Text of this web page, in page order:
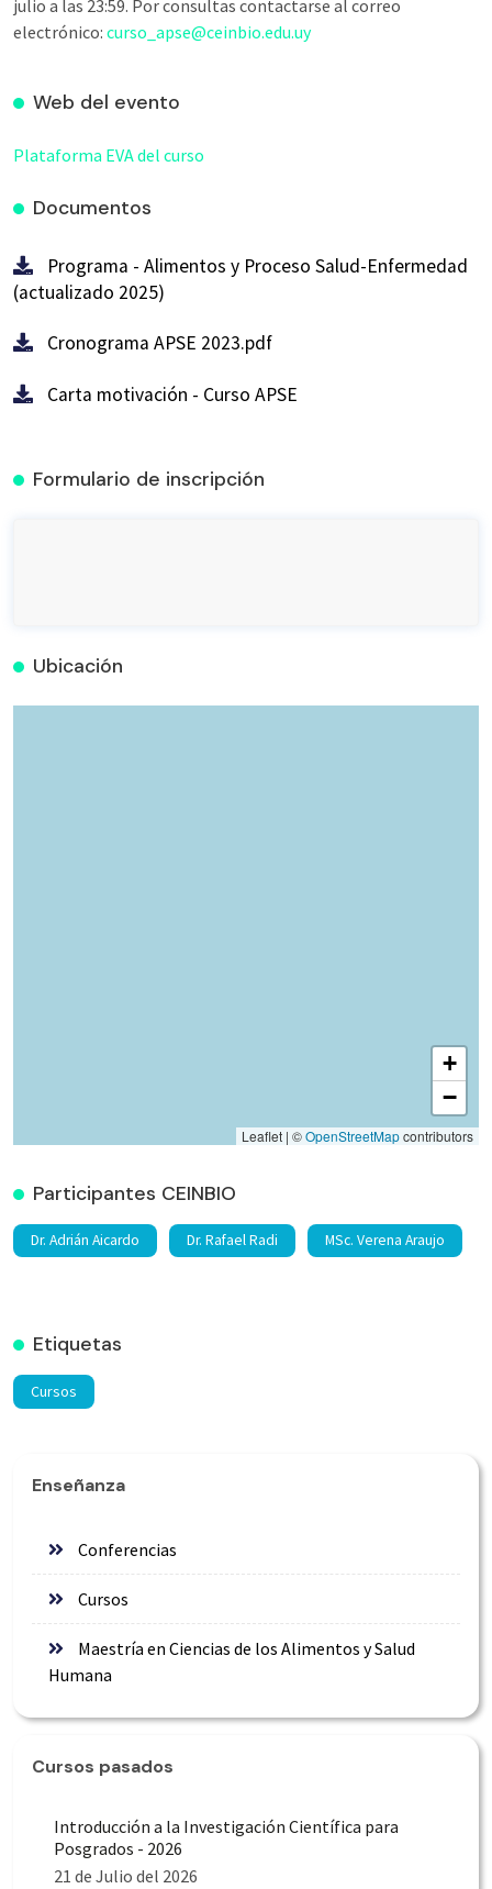
julio a las 23:59. Por consultas contactarse al correo
electrónico: curso_apse@ceinbio.edu.uy
Web del evento
Plataforma EVA del curso
Documentos
Programa - Alimentos y Proceso Salud-Enfermedad
(actualizado 2025)
Cronograma APSE 2023.pdf
Carta motivación - Curso APSE
Formulario de inscripción
Ubicación
+
−
Leaflet | ©OpenStreetMapcontributors
Participantes CEINBIO
Dr. Adrián Aicardo Dr. Rafael Radi MSc. Verena Araujo
Etiquetas
Cursos
Enseñanza
Conferencias
Cursos
Maestría en Ciencias de los Alimentos y Salud
Humana
Cursos pasados
Introducción a la Investigación Científica para
Posgrados - 2026
21 de Julio del 2026